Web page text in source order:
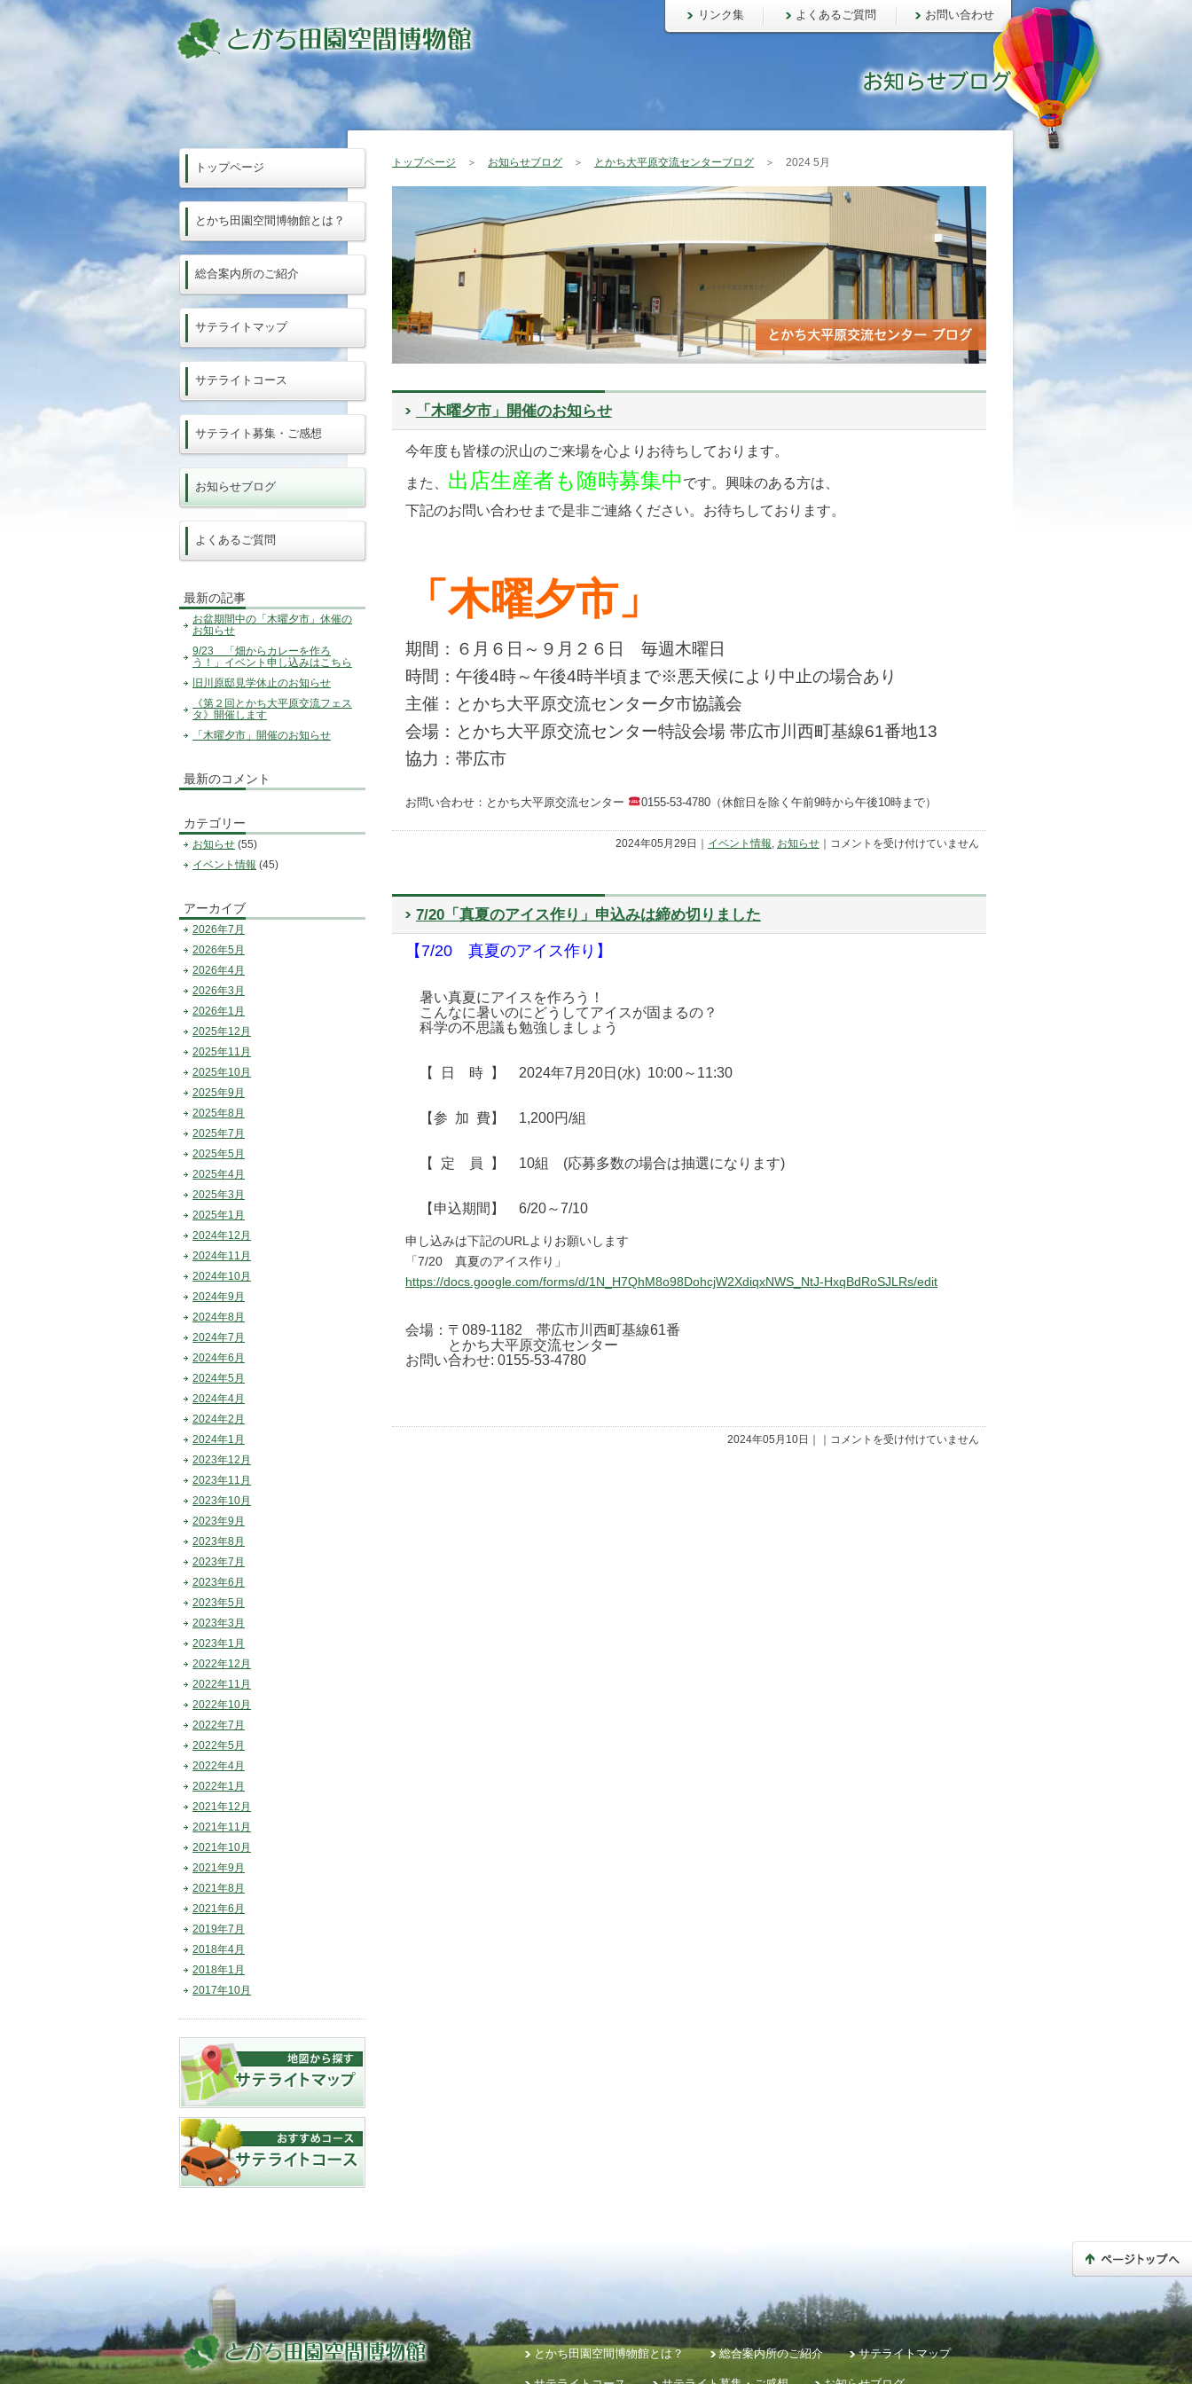
リンク集 よくあるご質問 お問い合わせ
トップページ ＞ お知らせブログ ＞ とかち大平原交流センターブログ ＞ 2024 5月
「木曜夕市」開催のお知らせ
今年度も皆様の沢山のご来場を心よりお待ちしております。
また、 出店生産者も随時募集中 です。興味のある方は、
下記のお問い合わせまで是非ご連絡ください。お待ちしております。
「木曜夕市」
期間：６月６日～９月２６日 毎週木曜日
時間：午後4時～午後4時半頃まで※悪天候により中止の場合あり
主催：とかち大平原交流センター夕市協議会
会場：とかち大平原交流センター特設会場 帯広市川西町基線61番地13
協力：帯広市
お問い合わせ：とかち大平原交流センター 0155-53-4780（休館日を除く午前9時から午後10時まで）
2024年05月29日｜ イベント情報, お知らせ
「木
催
知
コメントを受け付けていません
7/20「真夏のアイス作り」申込みは締め切りました
【7/20 真夏のアイス作り】
暑い真夏にアイスを作ろう！
こんなに暑いのにどうしてアイスが固まるの？
科学の不思議も勉強しましょう
【 日 時 】 2024年7月20日(水) 10:00～11:30
【参 加 費】 1,200円/組
【 定 員 】 10組 (応募多数の場合は抽選になります)
【申込期間】 6/20～7/10
申し込みは下記のURLよりお願いします
「7/20 真夏のアイス作り」
https://docs.google.com/forms/d/1N_H7QhM8o98DohcjW2XdiqxNWS_NtJ-HxqBdRoSJLRs/edit
会場：〒089-1182 帯広市川西町基線61番
とかち大平原交流センター
お問い合わせ: 0155-53-4780
2024年05月10日｜｜
7/20「真
コメントを受け付けていません
トップページ
とかち田園空間博物館とは？
総合案内所のご紹介
サテライトマップ
サテライトコース
サテライト募集・ご感想
お知らせブログ
よくあるご質問
最新の記事
お盆期間中の「木曜夕市」休催の
お知らせ
9/23 「畑からカレーを作ろ
う！」イベント申し込みはこちら
旧川原邸見学休止のお知らせ
《第２回とかち大平原交流フェス
タ》開催します
「木曜夕市」開催のお知らせ
最新のコメント
カテゴリー
お知らせ (55)
イベント情報 (45)
アーカイブ
2026年7月
2026年5月
2026年4月
2026年3月
2026年1月
2025年12月
2025年11月
2025年10月
2025年9月
2025年8月
2025年7月
2025年5月
2025年4月
2025年3月
2025年1月
2024年12月
2024年11月
2024年10月
2024年9月
2024年8月
2024年7月
2024年6月
2024年5月
2024年4月
2024年2月
2024年1月
2023年12月
2023年11月
2023年10月
2023年9月
2023年8月
2023年7月
2023年6月
2023年5月
2023年3月
2023年1月
2022年12月
2022年11月
2022年10月
2022年7月
2022年5月
2022年4月
2022年1月
2021年12月
2021年11月
2021年10月
2021年9月
2021年8月
2021年6月
2019年7月
2018年4月
2018年1月
2017年10月
とかち田園空間博物館とは？ 総合案内所のご紹介 サテライトマップ